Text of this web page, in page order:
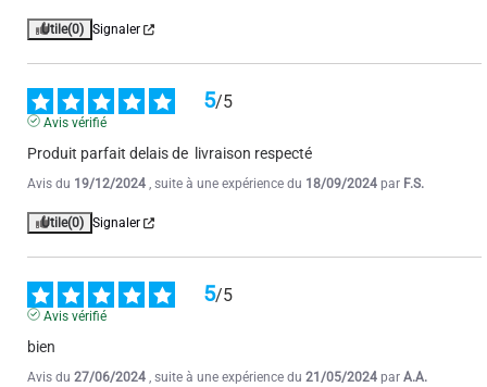
Utile(0) Signaler
5/5
Avis vérifié
Produit parfait delais de  livraison respecté
Avis du 19/12/2024 , suite à une expérience du 18/09/2024 par F.S.
Utile(0) Signaler
5/5
Avis vérifié
bien
Avis du 27/06/2024 , suite à une expérience du 21/05/2024 par A.A.